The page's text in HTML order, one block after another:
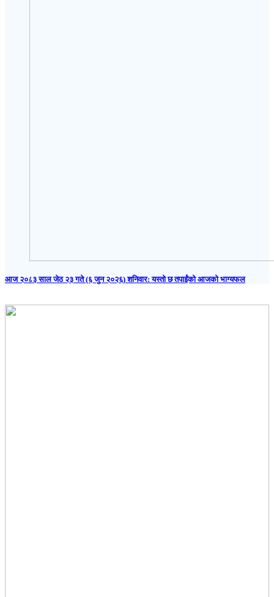
आज २०८३ साल जेठ २३ गते (६ जुन २०२६) शनिवार: यस्तो छ तपाईंको आजको भाग्यफल